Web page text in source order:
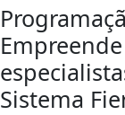
Sistema